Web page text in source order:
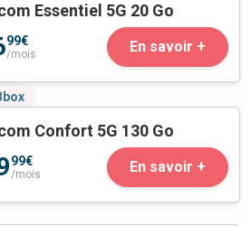
Essentiel 5G 20 Go
99€
/mois En savoir +
Confort 5G 130 Go
99€
/mois En savoir +